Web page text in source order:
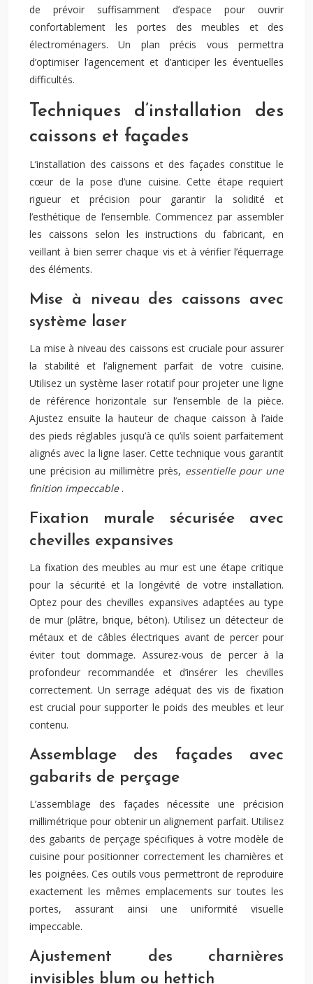
de prévoir suffisamment d’espace pour ouvrir
confortablement les portes des meubles et des
électroménagers. Un plan précis vous permettra
d’optimiser l’agencement et d’anticiper les éventuelles
difficultés.
Techniques d’installation des
caissons et façades
L’installation des caissons et des façades constitue le
cœur de la pose d’une cuisine. Cette étape requiert
rigueur et précision pour garantir la solidité et
l’esthétique de l’ensemble. Commencez par assembler
les caissons selon les instructions du fabricant, en
veillant à bien serrer chaque vis et à vérifier l’équerrage
des éléments.
Mise à niveau des caissons avec
système laser
La mise à niveau des caissons est cruciale pour assurer
la stabilité et l’alignement parfait de votre cuisine.
Utilisez un système laser rotatif pour projeter une ligne
de référence horizontale sur l’ensemble de la pièce.
Ajustez ensuite la hauteur de chaque caisson à l’aide
des pieds réglables jusqu’à ce qu’ils soient parfaitement
alignés avec la ligne laser. Cette technique vous garantit
une précision au millimètre près, essentielle pour une
finition impeccable .
Fixation murale sécurisée avec
chevilles expansives
La fixation des meubles au mur est une étape critique
pour la sécurité et la longévité de votre installation.
Optez pour des chevilles expansives adaptées au type
de mur (plâtre, brique, béton). Utilisez un détecteur de
métaux et de câbles électriques avant de percer pour
éviter tout dommage. Assurez-vous de percer à la
profondeur recommandée et d’insérer les chevilles
correctement. Un serrage adéquat des vis de fixation
est crucial pour supporter le poids des meubles et leur
contenu.
Assemblage des façades avec
gabarits de perçage
L’assemblage des façades nécessite une précision
millimétrique pour obtenir un alignement parfait. Utilisez
des gabarits de perçage spécifiques à votre modèle de
cuisine pour positionner correctement les charnières et
les poignées. Ces outils vous permettront de reproduire
exactement les mêmes emplacements sur toutes les
portes, assurant ainsi une uniformité visuelle
impeccable.
Ajustement des charnières
invisibles blum ou hettich